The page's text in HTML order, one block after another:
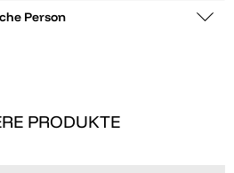
Person
PRODUKTE